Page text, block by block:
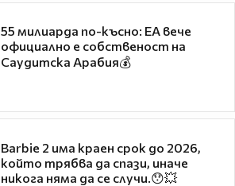
55 милиарда по-късно: EA вече
официално е собственост на
Саудитска Арабия💰
Barbie 2 има краен срок до 2026,
който трябва да спази, иначе
никога няма да се случи.😯💥